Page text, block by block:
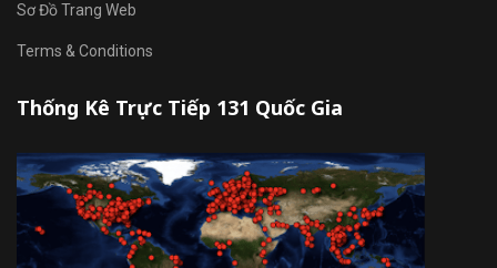
Sơ Đồ Trang Web
Terms & Conditions
Thống Kê Trực Tiếp 131 Quốc Gia